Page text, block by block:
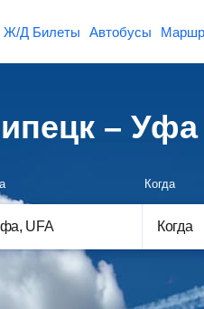
Ж/Д Билеты Автобусы
– Уфа
Когда
Когда